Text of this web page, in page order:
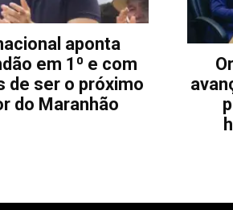
aponta
em 1⁰ e com
de ser o próximo
do Maranhão